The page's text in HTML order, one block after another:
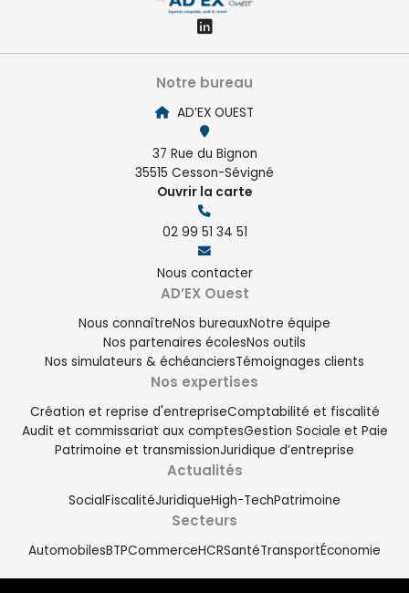
Demande de devis
02 99 51 34 51
Notre bureau
AD’EX OUEST
37 Rue du Bignon
35515 Cesson-Sévigné
Ouvrir la carte
02 99 51 34 51
Nous contacter
AD’EX Ouest
Nous connaîtreNos bureauxNotre équipe
Nos partenaires écolesNos outils
Nos simulateurs & échéanciersTémoignages clients
Nos expertises
Création et reprise d'entrepriseComptabilité et fiscalité
Audit et commissariat aux comptesGestion Sociale et Paie
Patrimoine et transmissionJuridique d’entreprise
Actualités
SocialFiscalitéJuridiqueHigh-TechPatrimoine
Secteurs
AutomobilesBTPCommerceHCRSantéTransportÉconomie